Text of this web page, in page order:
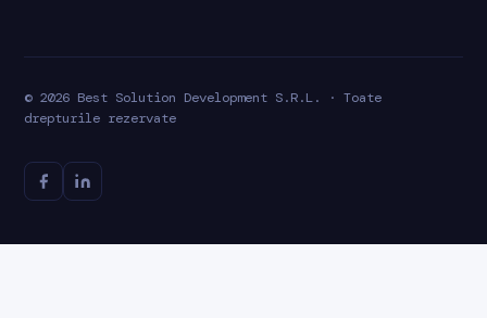
© 2026 Best Solution Development S.R.L. · Toate
drepturile rezervate